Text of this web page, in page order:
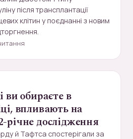
після трансплантації
клітин у поєднанні з новим
ви обираєте в
впливають на
річне дослідження
й Тафтса спостерігали за